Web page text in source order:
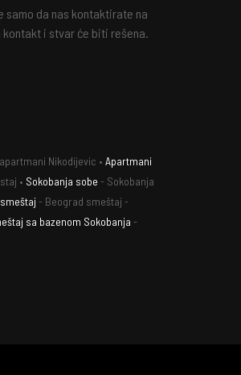
samo da nas kontaktirate na
i stvar će biti rešena.
Nikodijevic • Apartmani
• Sokobanja sobe - Sokobanja
- Beograd smeštaj -
sa bazenom Sokobanja -